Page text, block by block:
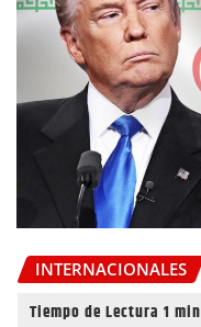
INTERNACIONALES